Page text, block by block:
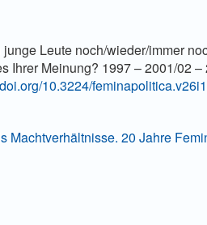
Leute noch/wieder/immer
Ihrer Meinung? 1997 – 2001/02 –
10.3224/
Machtverhältnisse. 20 Jahre